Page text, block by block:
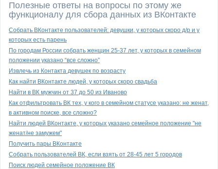
Полезные ответы на вопросы по этому же
функционалу для сбора данных из ВКонтакте
Собрать ВКонтакте пользователей: девушки, у которых скоро д/р и у
которых есть парень
По городам России собрать женщин 25-37 лет, у которых в семейном
положении указано “все сложно”
Извлечь из Контакта девушек по возрасту
Как найти ВКонтакте людей, у которых скоро свадьба
Найти в ВК мужчин от 37 до 50 из Иваново
Как отфильтровать ВК тех, у кого в семейном статусе указано: не женат,
в активном поиске, все сложно?
Найти людей ВКонтакте, у которых указано семейное положение "не
женат/не замужем"
Получить пары ВКонтакте
Собрать пользователей ВК, если взять от 28-45 лет 5 городов
Поиск людей семейное положение ВК